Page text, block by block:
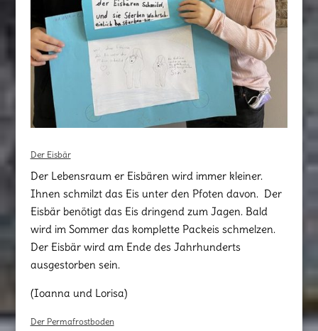
Der Eisbär
Der Lebensraum er Eisbären wird immer kleiner.
Ihnen schmilzt das Eis unter den Pfoten davon. Der
Eisbär benötigt das Eis dringend zum Jagen. Bald
wird im Sommer das komplette Packeis schmelzen.
Der Eisbär wird am Ende des Jahrhunderts
ausgestorben sein.
(Ioanna und Lorisa)
Der Permafrostboden